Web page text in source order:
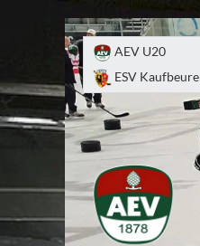
AEV U20
ESV